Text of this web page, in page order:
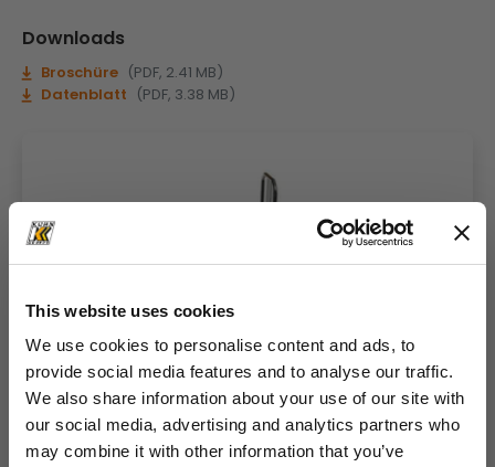
This website uses cookies
We use cookies to personalise content and ads, to
provide social media features and to analyse our traffic.
We also share information about your use of our site with
our social media, advertising and analytics partners who
may combine it with other information that you’ve
Downloads
Broschüre (PDF, 2.41 MB)
Datenblatt (PDF, 3.38 MB)